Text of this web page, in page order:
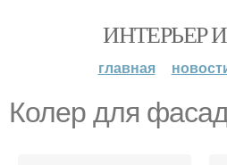
ИНТЕРЬЕР
главная
Колер для